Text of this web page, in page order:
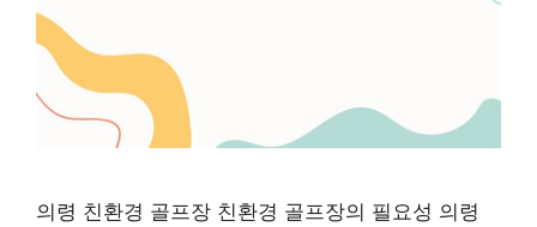
의령 친환경 골프장 친환경 골프장의 필요성 의령